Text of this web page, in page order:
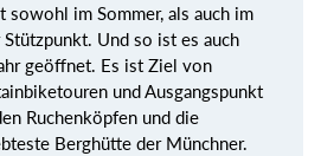
sowohl im Sommer, als auch im
Und so ist es auch
geöffnet. Es ist Ziel von
und Ausgangspunkt
Ruchenköpfen und die
Berghütte der Münchner.